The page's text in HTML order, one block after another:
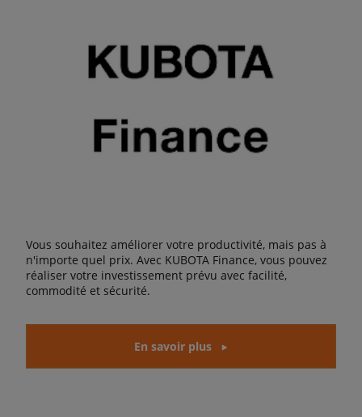
Vous souhaitez améliorer votre productivité, mais pas à
n'importe quel prix. Avec KUBOTA Finance, vous pouvez
réaliser votre investissement prévu avec facilité,
commodité et sécurité.
En savoir plus